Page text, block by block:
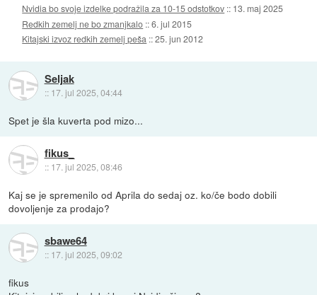
Nvidia bo svoje izdelke podražila za 10-15 odstotkov :: 13. maj 2025
Redkih zemelj ne bo zmanjkalo ::6. jul 2015
Kitajski izvoz redkih zemelj peša ::25. jun 2012
Seljak
:: 17. jul 2025, 04:44
Spet je šla kuverta pod mizo...
fikus_
:: 17. jul 2025, 08:46
Kaj se je spremenilo od Aprila do sedaj oz. ko/če bodo dobili
dovoljenje za prodajo?
sbawe64
:: 17. jul 2025, 09:02
fikus